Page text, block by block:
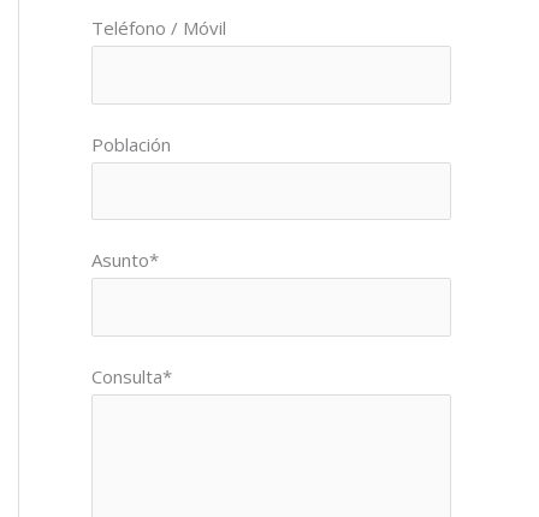
Teléfono / Móvil
Población
Asunto*
Consulta*